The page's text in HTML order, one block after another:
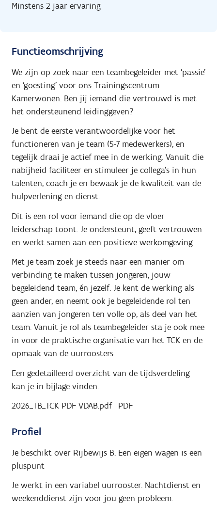
Minstens 2 jaar ervaring
Functieomschrijving
We zijn op zoek naar een teambegeleider met ‘passie’
en ‘goesting’ voor ons Trainingscentrum
Kamerwonen. Ben jij iemand die vertrouwd is met
het ondersteunend leidinggeven?
Je bent de eerste verantwoordelijke voor het
functioneren van je team (5-7 medewerkers), en
tegelijk draai je actief mee in de werking. Vanuit die
nabijheid faciliteer en stimuleer je collega’s in hun
talenten, coach je en bewaak je de kwaliteit van de
hulpverlening en dienst.
Dit is een rol voor iemand die op de vloer
leiderschap toont. Je ondersteunt, geeft vertrouwen
en werkt samen aan een positieve werkomgeving.
Met je team zoek je steeds naar een manier om
verbinding te maken tussen jongeren, jouw
begeleidend team, én jezelf. Je kent de werking als
geen ander, en neemt ook je begeleidende rol ten
aanzien van jongeren ten volle op, als deel van het
team. Vanuit je rol als teambegeleider sta je ook mee
in voor de praktische organisatie van het TCK en de
opmaak van de uurroosters.
Een gedetailleerd overzicht van de tijdsverdeling
kan je in bijlage vinden.
2026_TB_TCK PDF VDAB.pdf PDF
Profiel
Je beschikt over Rijbewijs B. Een eigen wagen is een
pluspunt
Je werkt in een variabel uurrooster. Nachtdienst en
weekenddienst zijn voor jou geen probleem.